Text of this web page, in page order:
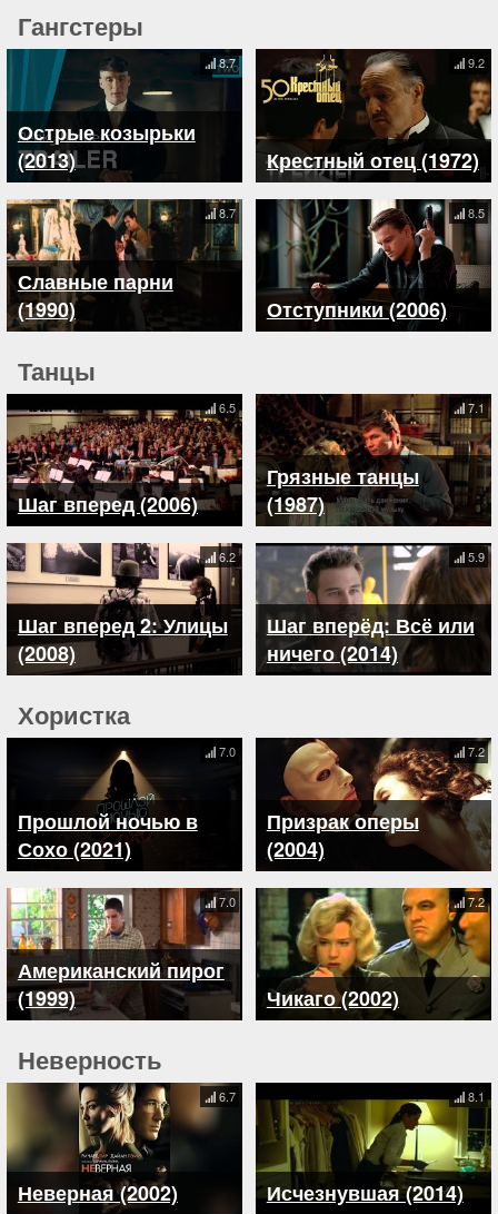
Гангстеры
Острые козырьки
(2013)
8.7
Крестный отец (1972)
9.2
Славные парни
(1990)
8.7
Отступники (2006)
8.5
Танцы
Шаг вперед (2006)
6.5
Грязные танцы
(1987)
7.1
Шаг вперед 2: Улицы
(2008)
6.2
Шаг вперёд: Всё или
ничего (2014)
5.9
Хористка
Прошлой ночью в
Сохо (2021)
7.0
Призрак оперы
(2004)
7.2
Американский пирог
(1999)
7.0
Чикаго (2002)
7.2
Неверность
Неверная (2002)
6.7
Исчезнувшая (2014)
8.1